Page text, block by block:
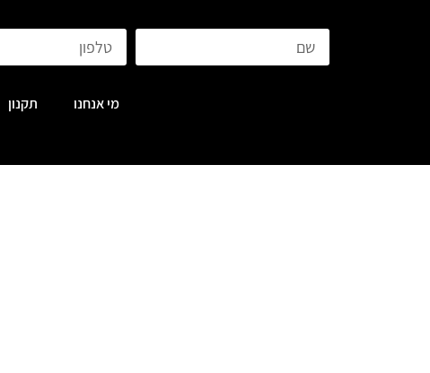
מי אנחנו תקנון